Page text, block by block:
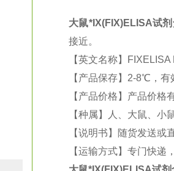
大鼠*IX(FIX)ELISA试
接近。
【英文名称】
FIXELISA
【产品保存】 2-8℃，有
【产品价格】产品价格
【种属】人、大鼠、小
【说明书】随货发送或
【运输方式】专门快递